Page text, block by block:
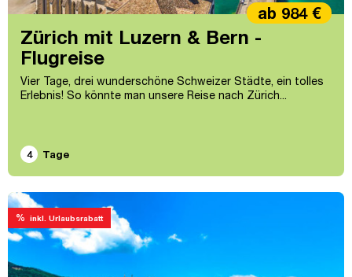
Zürich mit Luzern & Bern -
Flugreise
Vier Tage, drei wunderschöne Schweizer Städte, ein tolles
Erlebnis! So könnte man unsere Reise nach Zürich...
ab 984 €
4 Tage
% inkl. Urlaubsrabatt